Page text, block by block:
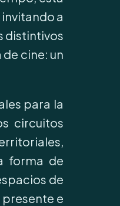
a
distintivos
cine: un
para la
circuitos
forma de
de
e